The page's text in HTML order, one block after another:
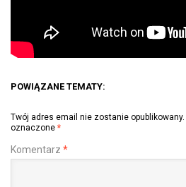
POWIĄZANE TEMATY:
Twój adres email nie zostanie opublikowany.
oznaczone *
Komentarz *